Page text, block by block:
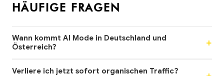
HÄUFIGE FRAGEN
Wann kommt AI Mode in Deutschland und
Österreich?
Verliere ich jetzt sofort organischen Traffic?